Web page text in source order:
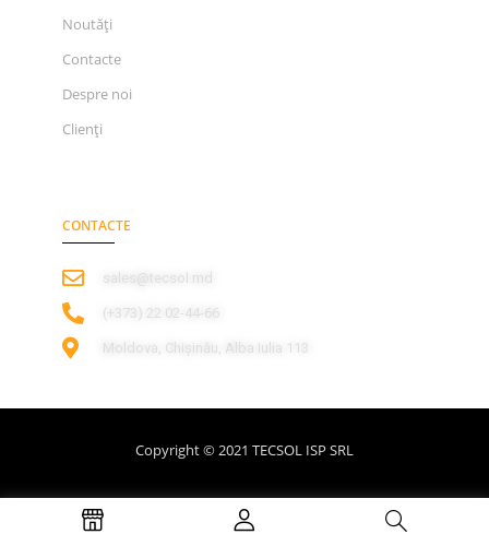
Noutăți
Contacte
Despre noi
Clienți
CONTACTE
sales@tecsol.md
‎(+373) 22 02-44-66
Moldova, Chișinău, Alba Iulia 113
Copyright © 2021 TECSOL ISP SRL